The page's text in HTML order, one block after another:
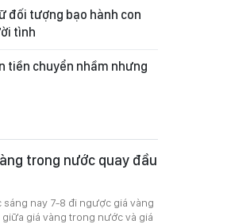
đối tượng bạo hành con
tình
tiền chuyển nhầm nhưng
trong nước quay đầu
sáng nay 7-8 đi ngược giá vàng
giá vàng trong nước và giá